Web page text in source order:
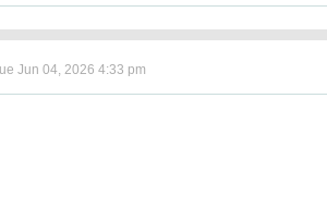
Jun 04, 2026 4:33 pm